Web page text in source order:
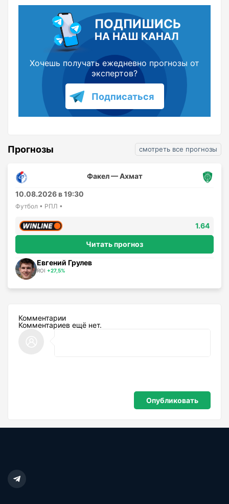
ПОДПИШИСЬ
НА НАШ КАНАЛ
Хочешь получать ежедневно прогнозы от
экспертов?
Подписаться
Прогнозы смотреть все прогнозы
Факел — Ахмат
10.08.2026 в 19:30
Футбол • РПЛ •
1.64
Читать прогноз
Евгений Грулев
ROI +27,5%
Комментарии
Комментариев ещё нет.